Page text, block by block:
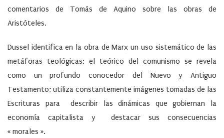
comentarios de Tomás de Aquino sobre las obras de
Aristóteles.
Dussel identifica en la obra de Marx un uso sistemático de las
metáforas teológicas: el teórico del comunismo se revela
como un profundo conocedor del Nuevo y Antiguo
Testamento; utiliza constantemente imágenes tomadas de las
Escrituras para describir las dinámicas que gobiernan la
economía capitalista y destacar sus consecuencias
« morales ».